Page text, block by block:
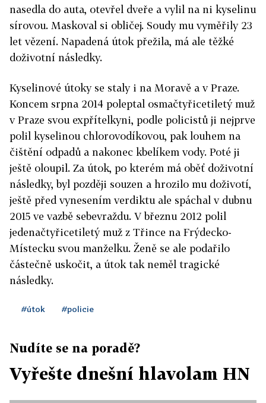
nasedla do auta, otevřel dveře a vylil na ni kyselinu
sírovou. Maskoval si obličej. Soudy mu vyměřily 23
let vězení. Napadená útok přežila, má ale těžké
doživotní následky.
Kyselinové útoky se staly i na Moravě a v Praze.
Koncem srpna 2014 poleptal osmačtyřicetiletý muž
v Praze svou expřítelkyni, podle policistů ji nejprve
polil kyselinou chlorovodíkovou, pak louhem na
čištění odpadů a nakonec kbelíkem vody. Poté ji
ještě oloupil. Za útok, po kterém má oběť doživotní
následky, byl později souzen a hrozilo mu doživotí,
ještě před vynesením verdiktu ale spáchal v dubnu
2015 ve vazbě sebevraždu. V březnu 2012 polil
jedenačtyřicetiletý muž z Třince na Frýdecko-
Místecku svou manželku. Ženě se ale podařilo
částečně uskočit, a útok tak neměl tragické
následky.
#útok #policie
Nudíte se na poradě?
Vyřešte dnešní hlavolam HN